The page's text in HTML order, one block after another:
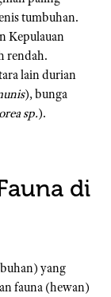
tumbuhan.
Kepulauan
rendah.
lain durian
), bunga
sp.).
di
yang
fauna (hewan)